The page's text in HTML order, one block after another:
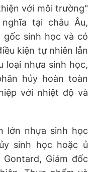
với môi trường"
tại châu Âu,
gốc sinh học và có
kiện tự nhiên lẫn
loại nhựa sinh học,
hủy hoàn toàn
với nhiệt độ và
lớn nhựa sinh học
sinh học hoặc ủ
Giám đốc